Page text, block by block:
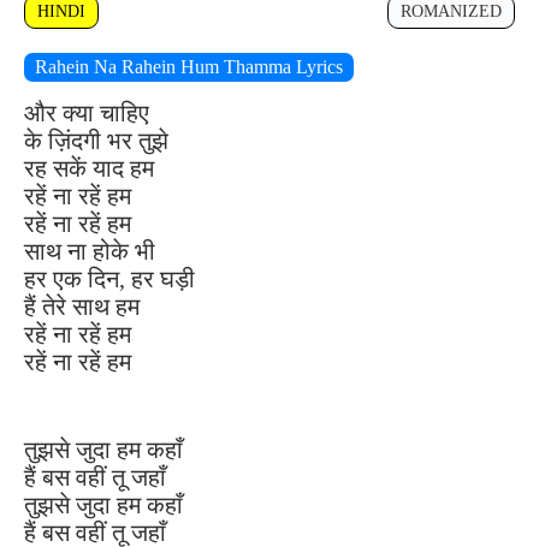
HINDI ROMANIZED
Rahein Na Rahein Hum Thamma Lyrics
और क्या चाहिए
के ज़िंदगी भर तुझे
रह सकें याद हम
रहें ना रहें हम
रहें ना रहें हम
साथ ना होके भी
हर एक दिन, हर घड़ी
हैं तेरे साथ हम
रहें ना रहें हम
रहें ना रहें हम
तुझसे जुदा हम कहाँ
हैं बस वहीं तू जहाँ
तुझसे जुदा हम कहाँ
हैं बस वहीं तू जहाँ